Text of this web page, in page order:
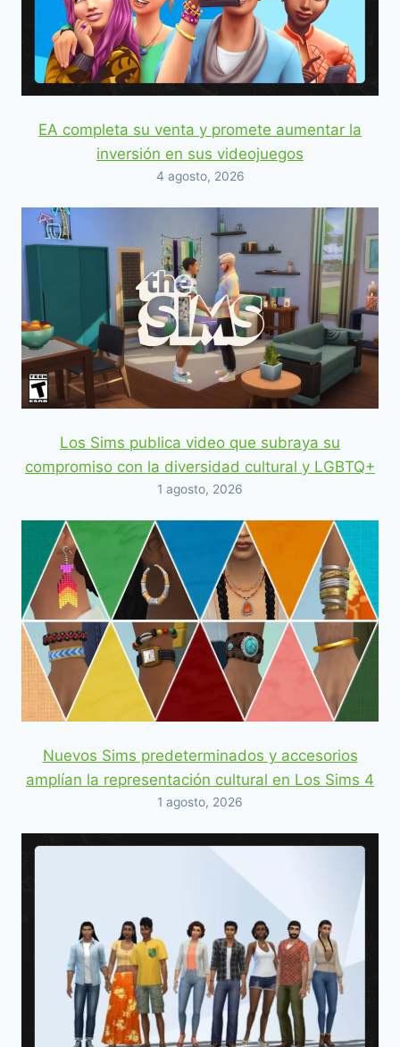
EA completa su venta y promete aumentar la
inversión en sus videojuegos
4 agosto, 2026
Los Sims publica video que subraya su
compromiso con la diversidad cultural y LGBTQ+
1 agosto, 2026
Nuevos Sims predeterminados y accesorios
amplían la representación cultural en Los Sims 4
1 agosto, 2026